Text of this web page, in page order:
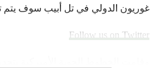
غوريون الدولي في تل أبيب سوف يتم
Follow us on Twitter